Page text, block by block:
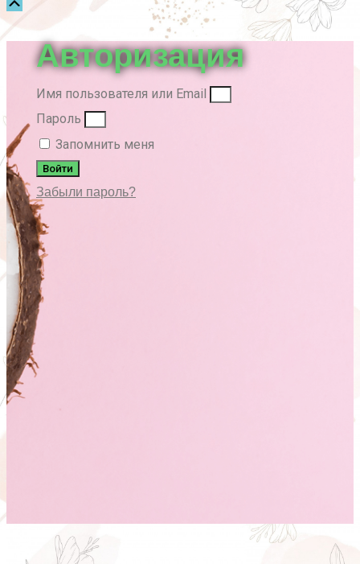
Авторизация
Имя пользователя или Email
Пароль
Запомнить меня
Войти
Забыли пароль?